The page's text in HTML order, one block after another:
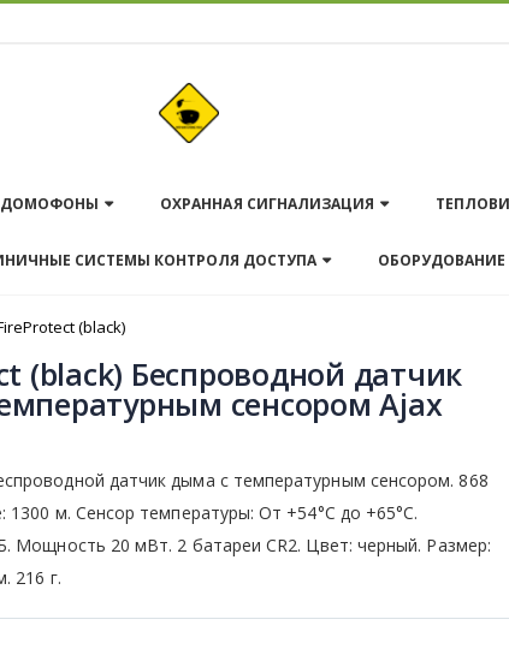
ДОМОФОНЫ ОХРАННАЯ СИГНАЛИЗАЦИЯ
СИСТЕМЫ КОНТРОЛЯ ДОСТУПА
(black)
(black) Беспроводной датчик
сенсором Ajax
датчик дыма с температурным сенсором. 868
1300 м. Сенсор температуры: От +54°С до +65°С.
Мощность 20 мВт. 2 батареи CR2. Цвет: черный. Размер:
216 г.